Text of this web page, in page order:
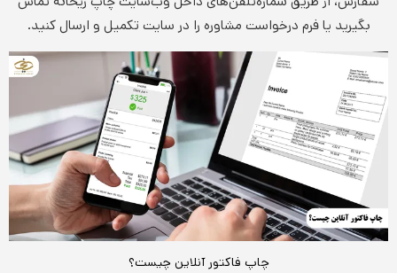
بگیرید یا فرم درخواست مشاوره را در سایت تکمیل و ارسال کنید.
چاپ فاکتور آنلاین چیست؟